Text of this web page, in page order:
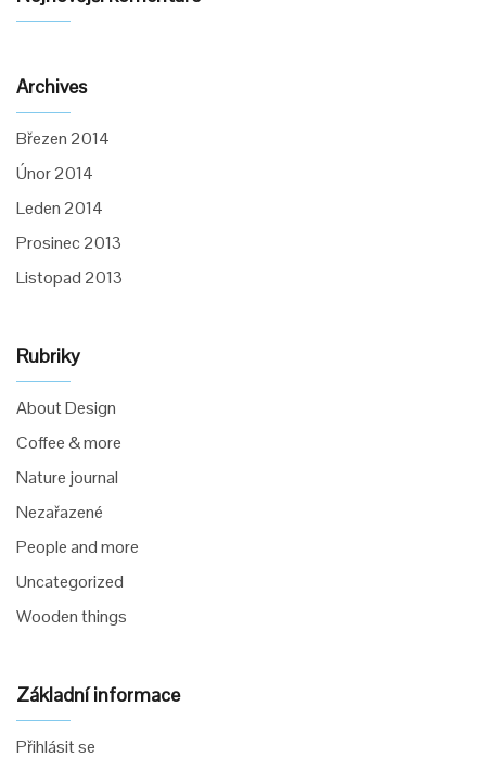
Archives
Březen 2014
Únor 2014
Leden 2014
Prosinec 2013
Listopad 2013
Rubriky
About Design
Coffee & more
Nature journal
Nezařazené
People and more
Uncategorized
Wooden things
Základní informace
Přihlásit se